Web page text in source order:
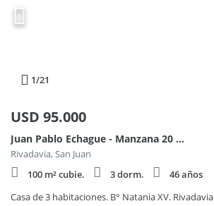
1/21
USD 95.000
Juan Pablo Echague - Manzana 20 - Casa 17 100
Rivadavia, San Juan
100 m² cubie.
3 dorm.
46 años
Casa de 3 habitaciones. B° Natania XV. Rivadavia